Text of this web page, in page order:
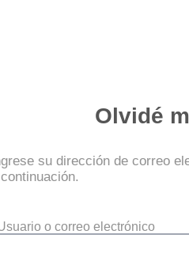
Olvidé
su dirección de correo
o correo electrónico